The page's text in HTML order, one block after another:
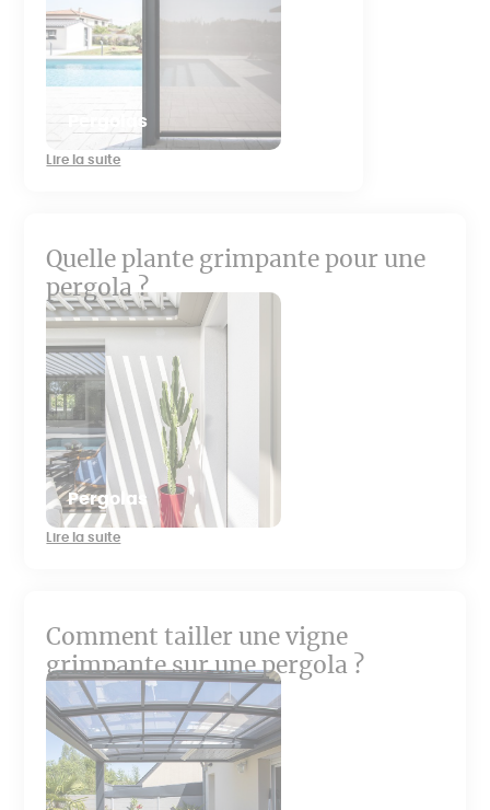
Pergolas
Lire la suite
Quelle plante grimpante pour une
pergola ?
Pergolas
Lire la suite
Comment tailler une vigne
grimpante sur une pergola ?